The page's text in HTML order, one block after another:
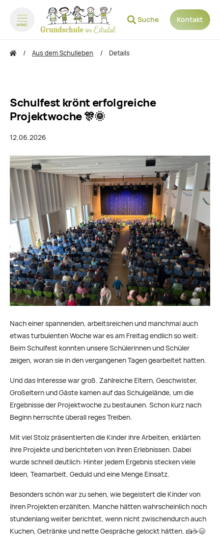
MENÜ
Suche Kontakt
zum Inhalt springen
Aus dem Schulleben Details
Schulfest krönt erfolgreiche
Projektwoche 🎊🌞
12.06.2026
Nach einer spannenden, arbeitsreichen und manchmal auch
etwas turbulenten Woche war es am Freitag endlich so weit:
Beim Schulfest konnten unsere Schülerinnen und Schüler
zeigen, woran sie in den vergangenen Tagen gearbeitet hatten.
Und das Interesse war groß. Zahlreiche Eltern, Geschwister,
Großeltern und Gäste kamen auf das Schulgelände, um die
Ergebnisse der Projektwoche zu bestaunen. Schon kurz nach
Beginn herrschte überall reges Treiben.
Mit viel Stolz präsentierten die Kinder ihre Arbeiten, erklärten
ihre Projekte und berichteten von ihren Erlebnissen. Dabei
wurde schnell deutlich: Hinter jedem Ergebnis stecken viele
Ideen, Teamarbeit, Geduld und eine Menge Einsatz.
Besonders schön war zu sehen, wie begeistert die Kinder von
ihren Projekten erzählten. Manche hätten wahrscheinlich noch
stundenlang weiter berichtet, wenn nicht zwischendurch auch
Kuchen, Getränke und nette Gespräche gelockt hätten. 🍰☕😄